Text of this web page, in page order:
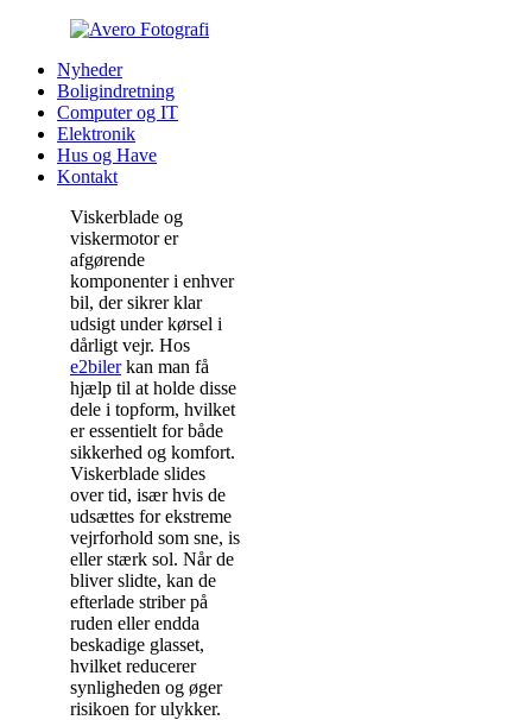
Nyheder
Boligindretning
Computer og IT
Elektronik
Hus og Have
Kontakt
Viskerblade og
viskermotor er
afgørende
komponenter i enhver
bil, der sikrer klar
udsigt under kørsel i
dårligt vejr. Hos
e2bilerkan man få
hjælp til at holde disse
dele i topform, hvilket
er essentielt for både
sikkerhed og komfort.
Viskerblade slides
over tid, især hvis de
udsættes for ekstreme
vejrforhold som sne, is
eller stærk sol. Når de
bliver slidte, kan de
efterlade striber på
ruden eller endda
beskadige glasset,
hvilket reducerer
synligheden og øger
risikoen for ulykker.